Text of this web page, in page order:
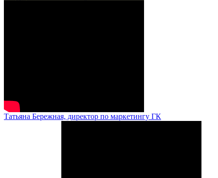
Татьяна Бережная, директор по маркетингу ГК